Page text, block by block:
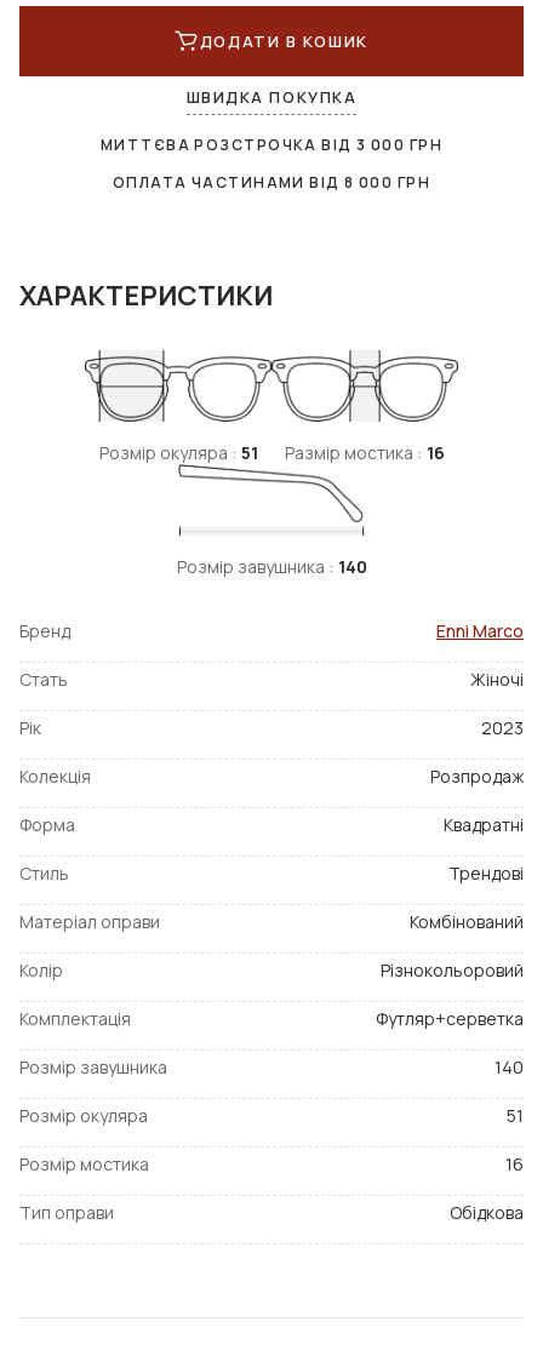
ДОДАТИ В КОШИК
ШВИДКА ПОКУПКА
МИТТЄВА РОЗСТРОЧКА ВІД 3 000 ГРН
ОПЛАТА ЧАСТИНАМИ ВІД8 000 ГРН
ХАРАКТЕРИСТИКИ
Розмір окуляра : 51 Размір мостика : 16
Розмір завушника : 140
Бренд Enni Marco
Стать Жіночі
Рік 2023
Колекція Розпродаж
Форма Квадратні
Стиль Трендові
Матеріал оправи Комбінований
Колір Різнокольоровий
Комплектація Футляр+серветка
Розмір завушника 140
Розмір окуляра 51
Розмір мостика 16
Тип оправи Обідкова